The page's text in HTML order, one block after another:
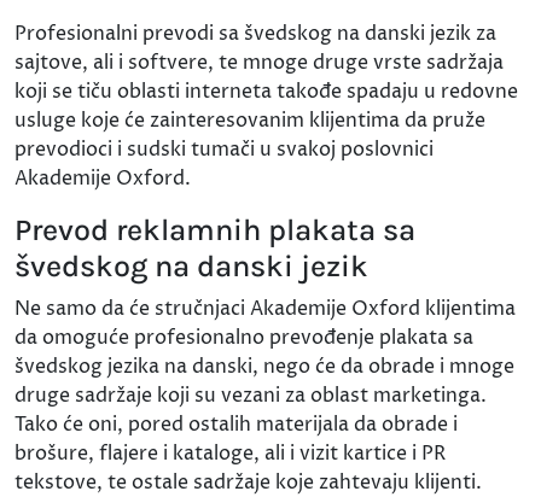
Profesionalni prevodi sa švedskog na danski jezik za
sajtove, ali i softvere, te mnoge druge vrste sadržaja
koji se tiču oblasti interneta takođe spadaju u redovne
usluge koje će zainteresovanim klijentima da pruže
prevodioci i sudski tumači u svakoj poslovnici
Akademije Oxford.
Prevod reklamnih plakata sa
švedskog na danski jezik
Ne samo da će stručnjaci Akademije Oxford klijentima
da omoguće profesionalno prevođenje plakata sa
švedskog jezika na danski, nego će da obrade i mnoge
druge sadržaje koji su vezani za oblast marketinga.
Tako će oni, pored ostalih materijala da obrade i
brošure, flajere i kataloge, ali i vizit kartice i PR
tekstove, te ostale sadržaje koje zahtevaju klijenti.